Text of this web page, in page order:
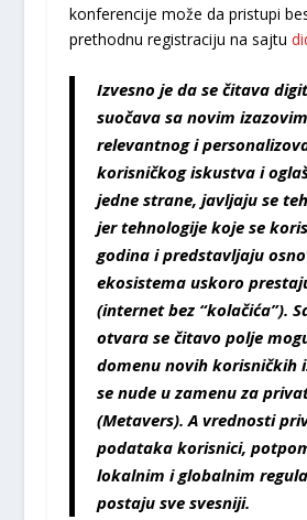
konferencije može da pristupi
prethodnu registraciju na sajtu
Izvesno je da se čitava
suočava sa novim
relevantnog i
korisničkog iskustva i
jedne strane, javljaju se
jer tehnologije koje se
godina i predstavljaju
ekosistema uskoro
(internet bez “kolačića”).
otvara se čitavo polje
domenu novih korisničkih
se nude u zamenu za
(Metavers). A vrednosti
podataka korisnici,
lokalnim i globalnim
postaju sve svesniji.